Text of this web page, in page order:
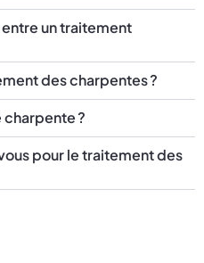
un traitement
des charpentes ?
?
pour le traitement des